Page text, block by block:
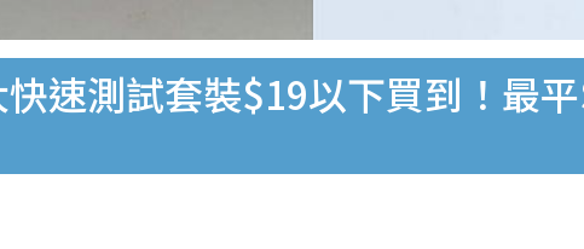
快速測試套裝$19以下買到！最